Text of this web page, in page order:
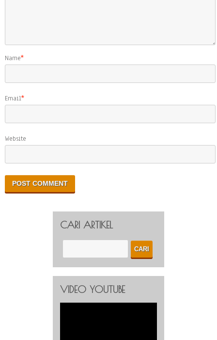
Name*
Email*
Website
CARI ARTIKEL
VIDEO YOUTUBE